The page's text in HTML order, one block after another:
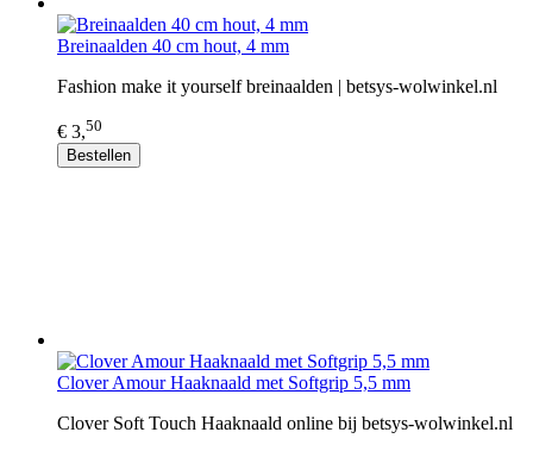
Breinaalden 40 cm hout, 4 mm
Fashion make it yourself breinaalden | betsys-wolwinkel.nl
€ 3,50
Bestellen
Clover Amour Haaknaald met Softgrip 5,5 mm
Clover Soft Touch Haaknaald online bij betsys-wolwinkel.nl